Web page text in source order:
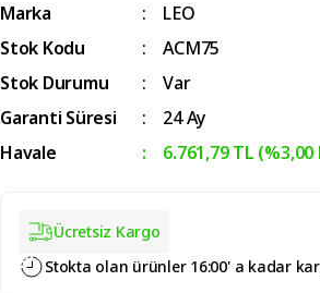
Marka
LEO
Stok Kodu
ACM75
Stok Durumu
Var
Garanti Süresi
24 Ay
Havale
6.761,79 TL
Ücretsiz Kargo
Stokta olan ürünler 16:00' a kadar